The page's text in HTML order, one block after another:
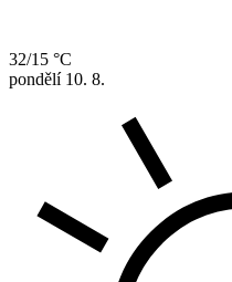
32/15 °C
pondělí 10. 8.